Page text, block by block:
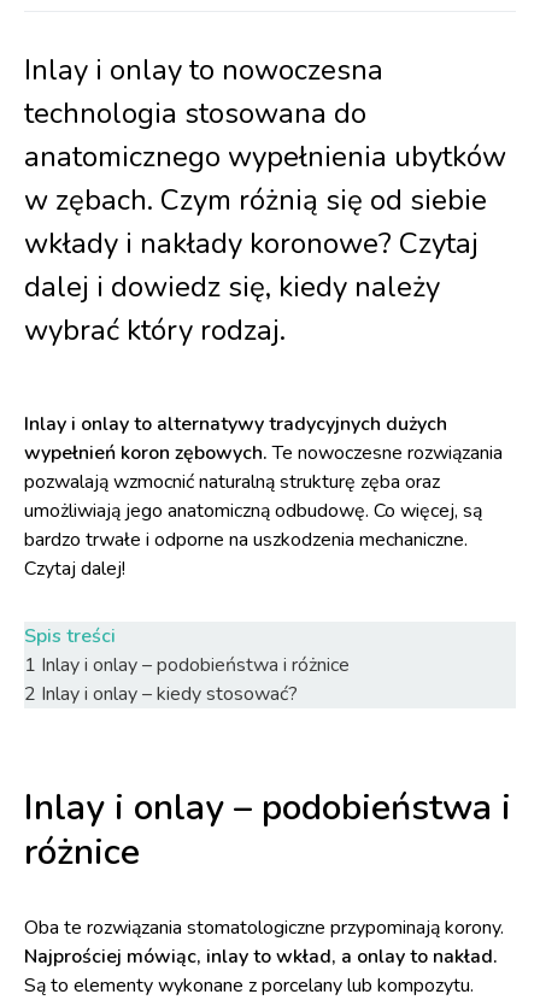
Inlay i onlay to nowoczesna
technologia stosowana do
anatomicznego wypełnienia ubytków
w zębach. Czym różnią się od siebie
wkłady i nakłady koronowe? Czytaj
dalej i dowiedz się, kiedy należy
wybrać który rodzaj.
Inlay i onlay to alternatywy tradycyjnych dużych
wypełnień koron zębowych.Te nowoczesne rozwiązania
pozwalają wzmocnić naturalną strukturę zęba oraz
umożliwiają jego anatomiczną odbudowę. Co więcej, są
bardzo trwałe i odporne na uszkodzenia mechaniczne.
Czytaj dalej!
Spis treści
1 Inlay i onlay – podobieństwa i różnice
2 Inlay i onlay – kiedy stosować?
Inlay i onlay – podobieństwa i
różnice
Oba te rozwiązania stomatologiczne przypominają korony.
Najprościej mówiąc, inlay to wkład, a onlay to nakład.
Są to elementy wykonane z porcelany lub kompozytu.